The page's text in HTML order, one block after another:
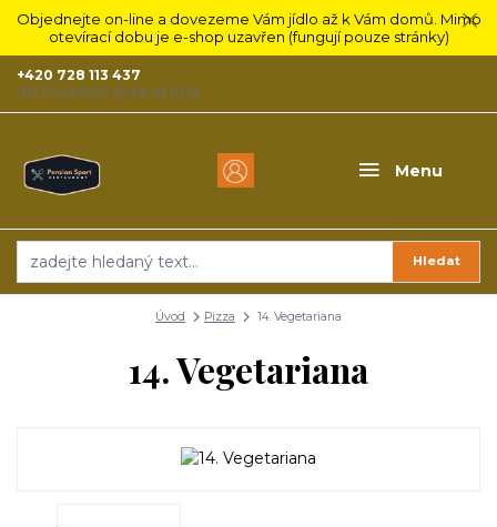
Objednejte on-line a dovezeme Vám jídlo až k Vám domů. Mimo
otevírací dobu je e-shop uzavřen (fungují pouze stránky)
Menu
Hledat
+420 728 113 437
(Po-Pá od 16:00, So-Ne od 11:00)
Úvod Pizza 14. Vegetariana
14. Vegetariana